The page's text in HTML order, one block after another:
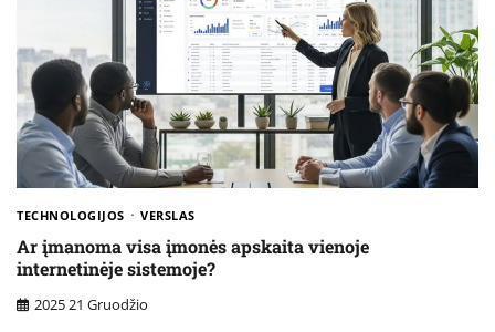
TECHNOLOGIJOS VERSLAS
Ar įmanoma visa įmonės apskaita vienoje
internetinėje sistemoje?
2025 21 Gruodžio